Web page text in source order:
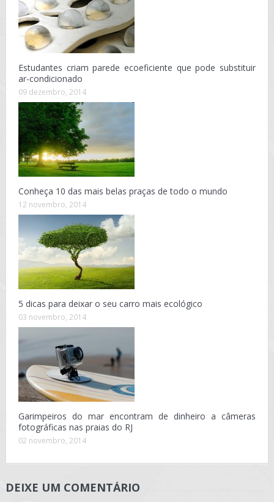
Estudantes criam parede ecoeficiente que pode substituir
ar-condicionado
09 dezembro, 2014
Conheça 10 das mais belas praças de todo o mundo
12 novembro, 2014
5 dicas para deixar o seu carro mais ecológico
03 novembro, 2014
Garimpeiros do mar encontram de dinheiro a câmeras
fotográficas nas praias do RJ
02 novembro, 2014
DEIXE UM COMENTÁRIO